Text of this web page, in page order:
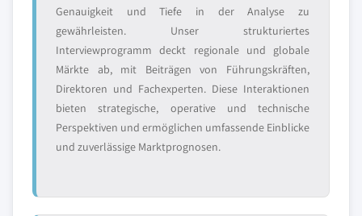
Genauigkeit und Tiefe in der Analyse zu
gewährleisten. Unser strukturiertes
Interviewprogramm deckt regionale und globale
Märkte ab, mit Beiträgen von Führungskräften,
Direktoren und Fachexperten. Diese Interaktionen
bieten strategische, operative und technische
Perspektiven und ermöglichen umfassende Einblicke
und zuverlässige Marktprognosen.